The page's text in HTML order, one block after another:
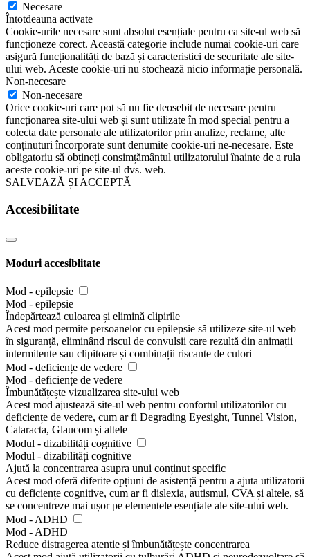
Necesare
Întotdeauna activate
Cookie-urile necesare sunt absolut esențiale pentru ca site-ul web să
funcționeze corect. Această categorie include numai cookie-uri care
asigură funcționalități de bază și caracteristici de securitate ale site-
ului web. Aceste cookie-uri nu stochează nicio informație personală.
Non-necesare
Non-necesare
Orice cookie-uri care pot să nu fie deosebit de necesare pentru
funcționarea site-ului web și sunt utilizate în mod special pentru a
colecta date personale ale utilizatorilor prin analize, reclame, alte
conținuturi încorporate sunt denumite cookie-uri ne-necesare. Este
obligatoriu să obțineți consimțământul utilizatorului înainte de a rula
aceste cookie-uri pe site-ul dvs. web.
SALVEAZĂ ȘI ACCEPTĂ
Accesibilitate
Moduri accesiblitate
Mod - epilepsie
Mod - epilepsie
Îndepărtează culoarea și elimină clipirile
Acest mod permite persoanelor cu epilepsie să utilizeze site-ul web
în siguranță, eliminând riscul de convulsii care rezultă din animații
intermitente sau clipitoare și combinații riscante de culori
Mod - deficiențe de vedere
Mod - deficiențe de vedere
Îmbunătățește vizualizarea site-ului web
Acest mod ajustează site-ul web pentru confortul utilizatorilor cu
deficiențe de vedere, cum ar fi Degrading Eyesight, Tunnel Vision,
Cataracta, Glaucom și altele
Modul - dizabilități cognitive
Modul - dizabilități cognitive
Ajută la concentrarea asupra unui conținut specific
Acest mod oferă diferite opțiuni de asistență pentru a ajuta utilizatorii
cu deficiențe cognitive, cum ar fi dislexia, autismul, CVA și altele, să
se concentreze mai ușor pe elementele esențiale ale site-ului web.
Mod - ADHD
Mod - ADHD
Reduce distragerea atentie și îmbunătățește concentrarea